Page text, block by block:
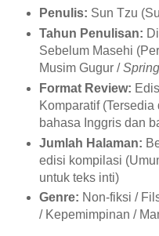
Penulis: Sun Tzu
Tahun Penulisan:
Sebelum Masehi
Musim Gugur /
Format Review:
Komparatif
bahasa Inggris dan
Jumlah Halaman:
edisi kompilasi
untuk teks inti)
Genre: Non-fiksi /
/ Kepemimpinan /